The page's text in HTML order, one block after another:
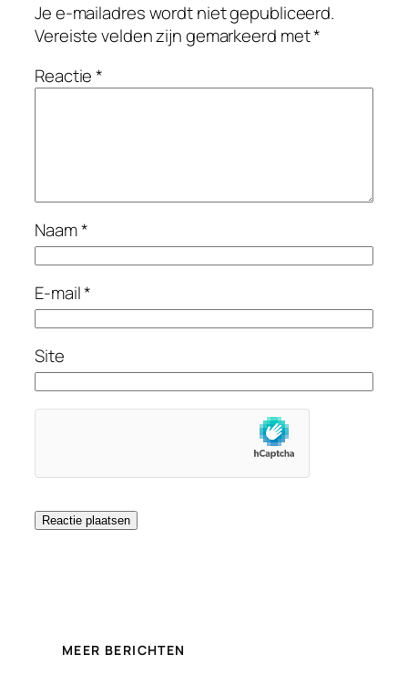
Je e-mailadres wordt niet gepubliceerd.
Vereiste velden zijn gemarkeerd met*
Reactie*
Naam*
E-mail*
Site
MEER BERICHTEN